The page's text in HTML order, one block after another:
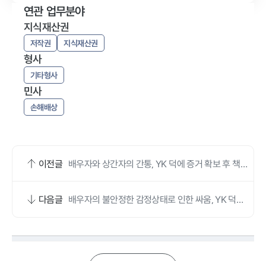
연관 업무분야
지식재산권
저작권 지식재산권
형사
기타형사
민사
손해배상
이전글 배우자와 상간자의 간통, YK 덕에 증거 확보 후 책
다음글 배우자의 불안정한 감정상태로 인한 싸움, YK 덕에